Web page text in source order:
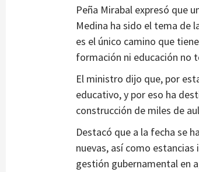
Peña Mirabal expresó que
Medina ha sido el tema de
es el único camino que
formación ni educación no
El ministro dijo que, por
educativo, y por eso ha
construcción de miles de
Destacó que a la fecha se
nuevas, así como
gestión gubernamental en